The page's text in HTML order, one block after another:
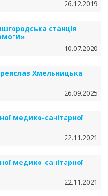
26.12.2019
станція
10.07.2020
Хмельницька
26.09.2025
медико-санітарної
22.11.2021
медико-санітарної
22.11.2021